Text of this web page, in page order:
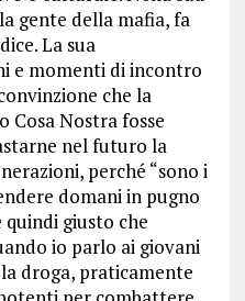
gente della mafia, fa
La sua
e momenti di incontro
che la
Cosa Nostra fosse
nel futuro la
perché “sono i
domani in pugno
giusto che
io parlo ai giovani
droga, praticamente